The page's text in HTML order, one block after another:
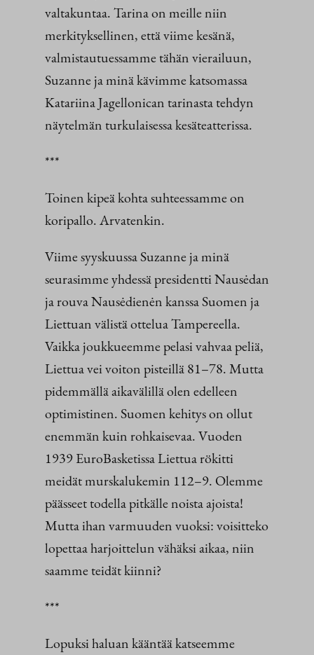
valtakuntaa. Tarina on meille niin
merkityksellinen, että viime kesänä,
valmistautuessamme tähän vierailuun,
Suzanne ja minä kävimme katsomassa
Katariina Jagellonican tarinasta tehdyn
näytelmän turkulaisessa kesäteatterissa.
***
Toinen kipeä kohta suhteessamme on
koripallo. Arvatenkin.
Viime syyskuussa Suzanne ja minä
seurasimme yhdessä presidentti Nausėdan
ja rouva Nausėdienėn kanssa Suomen ja
Liettuan välistä ottelua Tampereella.
Vaikka joukkueemme pelasi vahvaa peliä,
Liettua vei voiton pisteillä 81–78. Mutta
pidemmällä aikavälillä olen edelleen
optimistinen. Suomen kehitys on ollut
enemmän kuin rohkaisevaa. Vuoden
1939 EuroBasketissa Liettua rökitti
meidät murskalukemin 112–9. Olemme
päässeet todella pitkälle noista ajoista!
Mutta ihan varmuuden vuoksi: voisitteko
lopettaa harjoittelun vähäksi aikaa, niin
saamme teidät kiinni?
***
Lopuksi haluan kääntää katseemme